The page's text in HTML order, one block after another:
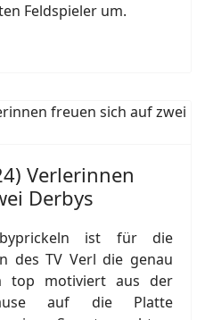
Feldspieler um.
Verlerinnen
Derbys
ist für die
des TV Verl die genau
top motiviert aus der
auf die Platte